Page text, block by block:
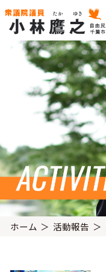
ホーム 活動報告